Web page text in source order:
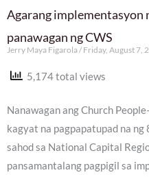
Agarang implementasyon
panawagan ng CWS
Jerry Maya Figarola Friday, August 7,
5,174 total views
Nanawagan ang Church
kagyat na pagpapatupad na ng
sahod sa National Capital
pansamantalang pagpigil sa